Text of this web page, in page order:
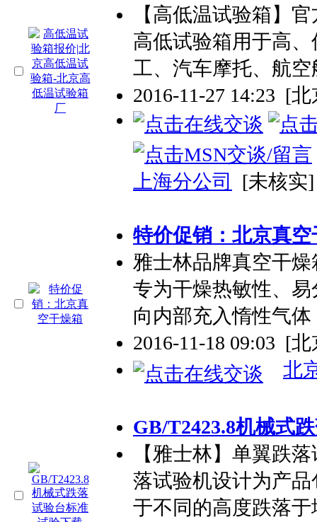
【高低温试验箱】
高低试验箱用于高
工、汽车摩托、航空
2016-11-27 14:23 [北
上海分公司 [未核实]
特价促销：北京真空
雅士林品牌真空干
专为干燥热敏性、
向内部充入惰性气
2016-11-18 09:03 [北
北
GB/T2423.8机械式
【雅士林】单翼跌
落试验机设计为产
于不同的高度跌落